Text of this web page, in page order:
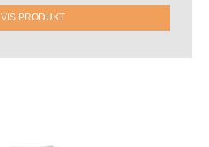
VIS PRODUKT